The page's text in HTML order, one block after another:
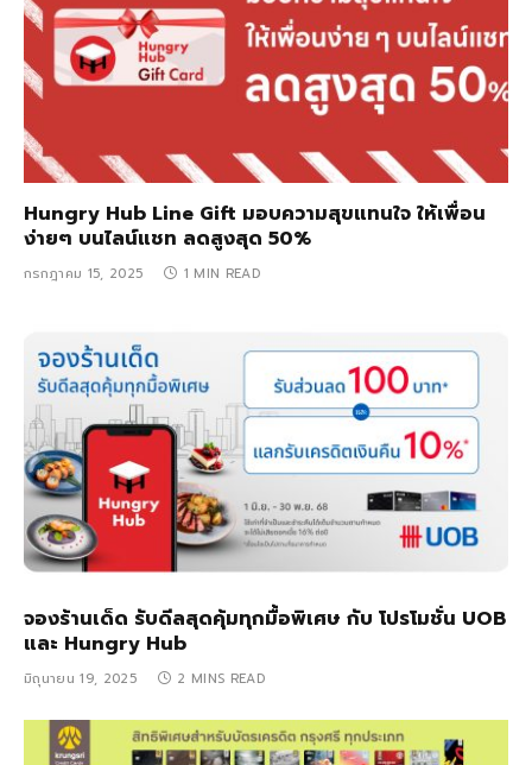
Hungry Hub Line Gift มอบความสุขแทนใจ ให้เพื่อน
ง่ายๆ บนไลน์แชท ลดสูงสุด 50%
กรกฎาคม 15, 2025 1 MIN READ
จองร้านเด็ด รับดีลสุดคุ้มทุกมื้อพิเศษ กับ โปรโมชั่น UOB
และ Hungry Hub
มิถุนายน 19, 2025 2 MINS READ